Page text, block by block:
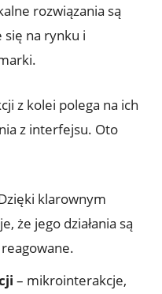
rozwiązania są
na rynku i
z kolei polega na ich
z interfejsu. Oto
klarownym
że jego działania są
– mikrointerakcje,